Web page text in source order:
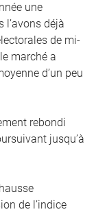
une
l’avons déjà
de mi-
marché a
d’un peu
rebondi
jusqu’à
de l’indice